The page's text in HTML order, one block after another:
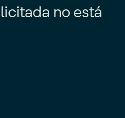
licitada no está